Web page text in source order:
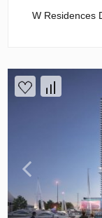
W Residences